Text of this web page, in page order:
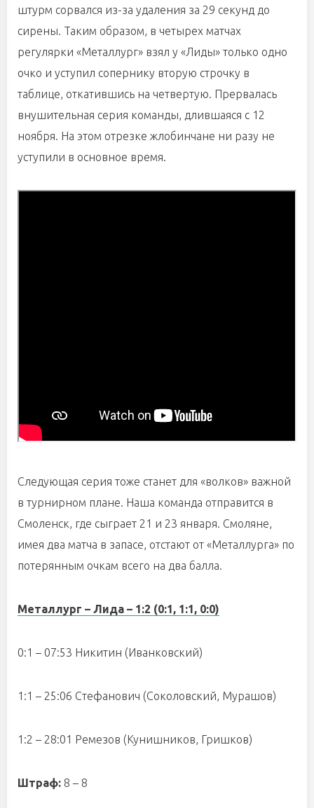
штурм сорвался из-за удаления за 29 секунд до
сирены. Таким образом, в четырех матчах
регулярки «Металлург» взял у «Лиды» только одно
очко и уступил сопернику вторую строчку в
таблице, откатившись на четвертую. Прервалась
внушительная серия команды, длившаяся с 12
ноября. На этом отрезке жлобинчане ни разу не
уступили в основное время.
Следующая серия тоже станет для «волков» важной
в турнирном плане. Наша команда отправится в
Смоленск, где сыграет 21 и 23 января. Смоляне,
имея два матча в запасе, отстают от «Металлурга» по
потерянным очкам всего на два балла.
Металлург – Лида – 1:2 (0:1, 1:1, 0:0)
0:1 – 07:53 Никитин (Иванковский)
1:1 – 25:06 Стефанович (Соколовский, Мурашов)
1:2 – 28:01 Ремезов (Кунишников, Гришков)
Штраф: 8 – 8